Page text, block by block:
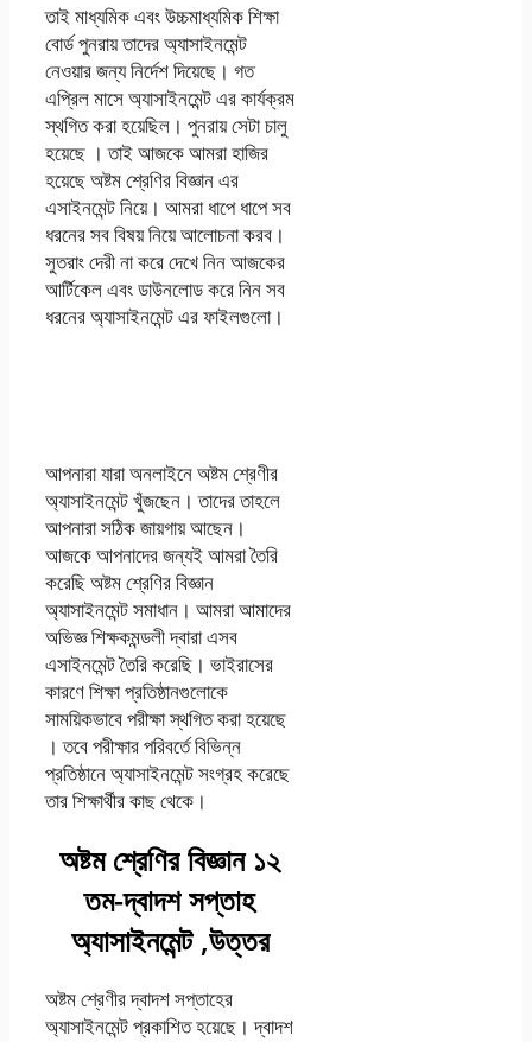
তাই মাধ্যমিক এবং উচ্চমাধ্যমিক শিক্ষা
বোর্ড পুনরায় তাদের অ্যাসাইনমেন্ট
নেওয়ার জন্য নির্দেশ দিয়েছে। গত
এপ্রিল মাসে অ্যাসাইনমেন্ট এর কার্যক্রম
স্থগিত করা হয়েছিল। পুনরায় সেটা চালু
হয়েছে । তাই আজকে আমরা হাজির
হয়েছে অষ্টম শ্রেণির বিজ্ঞান এর
এসাইনমেন্ট নিয়ে। আমরা ধাপে ধাপে সব
ধরনের সব বিষয় নিয়ে আলোচনা করব।
সুতরাং দেরী না করে দেখে নিন আজকের
আর্টিকেল এবং ডাউনলোড করে নিন সব
ধরনের অ্যাসাইনমেন্ট এর ফাইলগুলো।
আপনারা যারা অনলাইনে অষ্টম শ্রেণীর
অ্যাসাইনমেন্ট খুঁজছেন। তাদের তাহলে
আপনারা সঠিক জায়গায় আছেন।
আজকে আপনাদের জন্যই আমরা তৈরি
করেছি অষ্টম শ্রেণির বিজ্ঞান
অ্যাসাইনমেন্ট সমাধান। আমরা আমাদের
অভিজ্ঞ শিক্ষকমন্ডলী দ্বারা এসব
এসাইনমেন্ট তৈরি করেছি। ভাইরাসের
কারণে শিক্ষা প্রতিষ্ঠানগুলোকে
সাময়িকভাবে পরীক্ষা স্থগিত করা হয়েছে
। তবে পরীক্ষার পরিবর্তে বিভিন্ন
প্রতিষ্ঠানে অ্যাসাইনমেন্ট সংগ্রহ করেছে
তার শিক্ষার্থীর কাছ থেকে।
অষ্টম শ্রেণির বিজ্ঞান ১২
তম-দ্বাদশ সপ্তাহ
অ্যাসাইনমেন্ট ,উত্তর
অষ্টম শ্রেণীর দ্বাদশ সপ্তাহের
অ্যাসাইনমেন্ট প্রকাশিত হয়েছে। দ্বাদশ